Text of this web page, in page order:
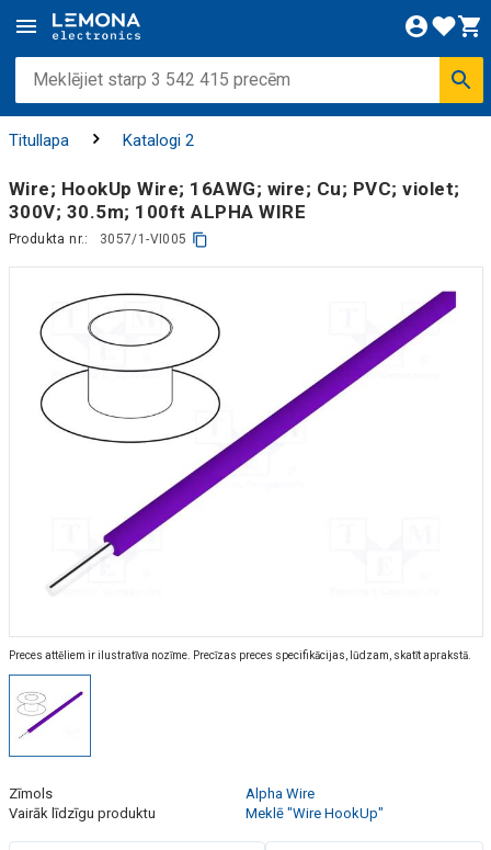
Titullapa Katalogi 2
Wire; HookUp Wire; 16AWG; wire; Cu; PVC; violet;
300V; 30.5m; 100ft ALPHA WIRE
Produkta nr.: 3057/1-VI005
Preces attēliem ir ilustratīva nozīme. Precīzas preces specifikācijas, lūdzam, skatīt aprakstā.
Zīmols
Alpha Wire
Vairāk līdzīgu produktu
Meklē "Wire HookUp"